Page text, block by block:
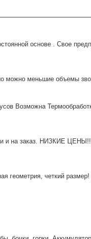
основе . Свое
можно меньшие объемы
Возможна
на заказ. НИЗКИЕ
геометрия, четкий